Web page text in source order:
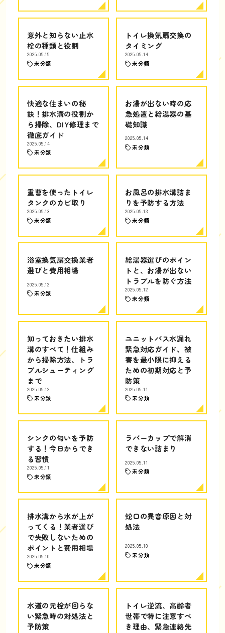
意外と知らない止水
栓の種類と役割
2025.05.15
未分類
トイレ換気扇交換の
タイミング
2025.05.14
未分類
快適な住まいの秘
訣！排水溝の役割か
ら掃除、DIY修理まで
徹底ガイド
2025.05.14
未分類
お湯が出ない時の応
急処置と給湯器の基
礎知識
2025.05.14
未分類
重曹を使ったトイレ
タンクのカビ取り
2025.05.13
未分類
お風呂の排水溝詰ま
りを予防する方法
2025.05.13
未分類
浴室換気扇交換業者
選びと費用相場
2025.05.12
未分類
給湯器選びのポイン
トと、お湯が出ない
トラブルを防ぐ方法
2025.05.12
未分類
知っておきたい排水
溝のすべて！仕組み
から掃除方法、トラ
ブルシューティング
まで
2025.05.12
未分類
ユニットバス水漏れ
緊急対応ガイド、被
害を最小限に抑える
ための初期対応と予
防策
2025.05.11
未分類
シンクの匂いを予防
する！今日からでき
る習慣
2025.05.11
未分類
ラバーカップで解消
できない詰まり
2025.05.11
未分類
排水溝から水が上が
ってくる！業者選び
で失敗しないための
ポイントと費用相場
2025.05.10
未分類
蛇口の異音原因と対
処法
2025.05.10
未分類
水道の元栓が回らな
い緊急時の対処法と
予防策
トイレ逆流、高齢者
世帯で特に注意すべ
き理由、緊急連絡先